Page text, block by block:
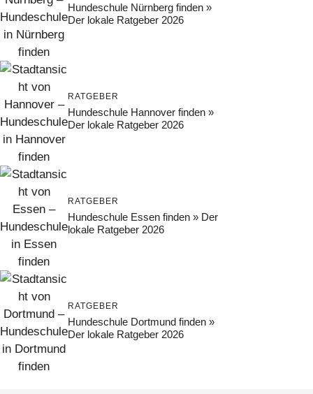
Hundeschule Nürnberg finden »
Der lokale Ratgeber 2026
RATGEBER
Hundeschule Hannover finden »
Der lokale Ratgeber 2026
RATGEBER
Hundeschule Essen finden » Der
lokale Ratgeber 2026
RATGEBER
Hundeschule Dortmund finden »
Der lokale Ratgeber 2026